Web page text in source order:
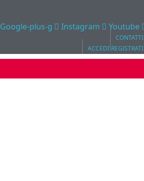
Google-plus-g Instagram Youtube
CONTATTI
ACCEDI\REGISTRATI